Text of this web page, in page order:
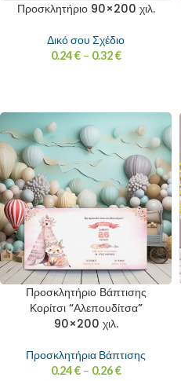
Προσκλητήριο 90×200 χιλ.
Δικό σου Σχέδιο
0.24€ – 0.32€
Προσκλητήριο Βάπτισης
Κορίτσι “Αλεπουδίτσα”
90×200 χιλ.
Προσκλητήρια Βάπτισης
0.24€ – 0.26€